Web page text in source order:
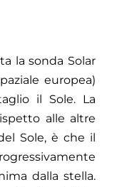
la sonda Solar
europea)
il Sole. La
alle altre
Sole, è che il
dalla stella.